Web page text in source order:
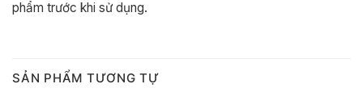
phẩm trước khi sử dụng.
SẢN PHẨM TƯƠNG TỰ